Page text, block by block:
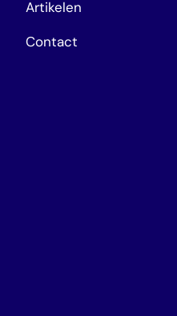
Artikelen
Contact